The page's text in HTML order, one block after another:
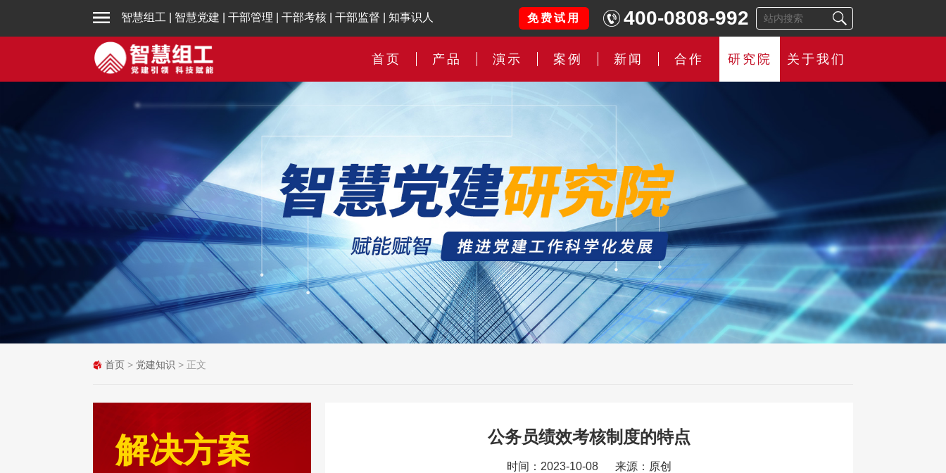
智慧组工 智慧党建 干部管理 干部考核 干部监督 知事识人 免费试用 400-0808-992
首页 产品 演示 案例 新闻 合作 研究院 关于我们
首页 > 党建知识 > 正文
解决方案 公务员绩效考核制度的特点
时间：2023-10-08 来源：原创